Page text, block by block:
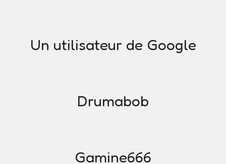
Un utilisateur de Google
Drumabob
Gamine666